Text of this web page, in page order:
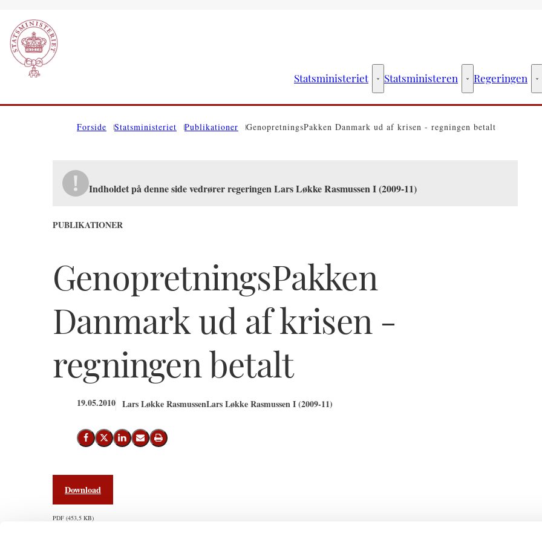
Statsministeriet Statsministeriet - Flere links
Statsministeren Statsministeren -
Regeringen
Forside Statsministeriet Publikationer GenopretningsPakken Danmark ud af krisen - regningen betalt
Indholdet på denne side vedrører regeringen Lars Løkke Rasmussen I (2009-11)
PUBLIKATIONER
GenopretningsPakken
Danmark ud af krisen -
regningen betalt
19.05.2010 Lars Løkke RasmussenLars Løkke Rasmussen I (2009-11)
Del på Facebook
Del på X (Twitter)
Del på LinkedIn
Send email
Print
Download
PDF 453,5 KB